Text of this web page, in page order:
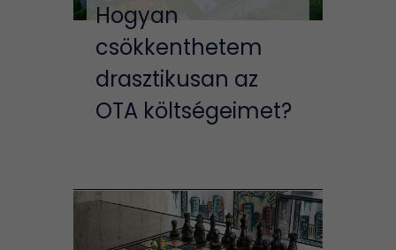
Hogyan
csökkenthetem
drasztikusan az
OTA költségeimet?